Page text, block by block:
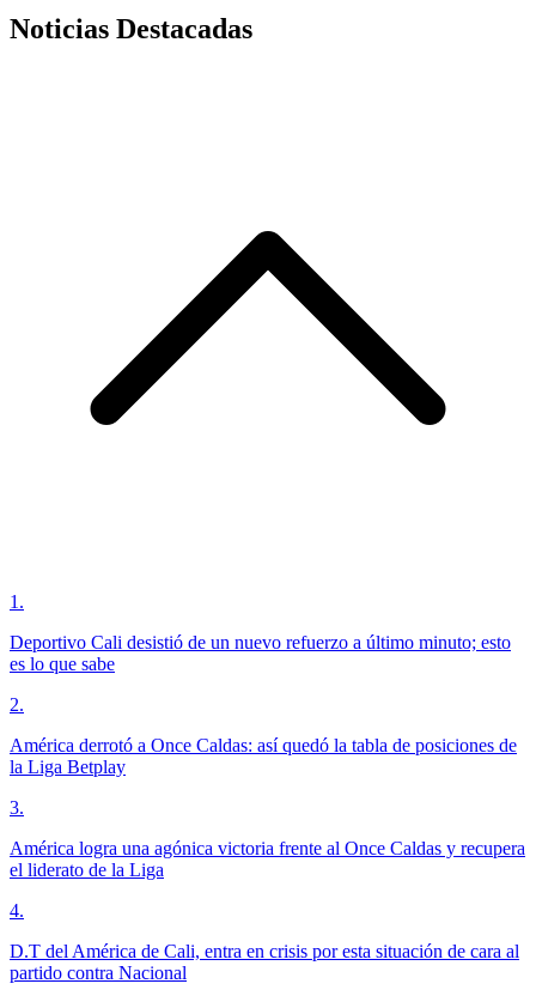
Noticias Destacadas
1 .
Deportivo Cali desistió de un nuevo refuerzo a último minuto; esto
es lo que sabe
2.
América derrotó a Once Caldas: así quedó la tabla de posiciones de
la Liga Betplay
3.
América logra una agónica victoria frente al Once Caldas y recupera
el liderato de la Liga
4.
D.T del América de Cali, entra en crisis por esta situación de cara al
partido contra Nacional